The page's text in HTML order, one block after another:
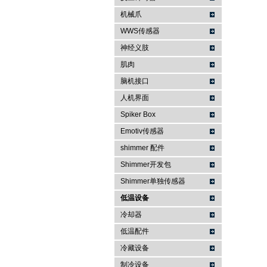
机械爪
WWS传感器
神经义肢
肌肉
脑机接口
人机界面
Spiker Box
Emotiv传感器
shimmer 配件
Shimmer开发包
Shimmer单独传感器
低温设备
冷却器
低温配件
冷藏设备
制冷设备